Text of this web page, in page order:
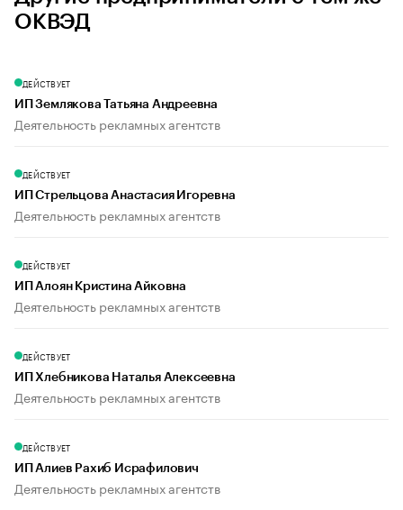
ОКВЭД
ДЕЙСТВУЕТ
ИП Землякова Татьяна Андреевна
Деятельность рекламных агентств
ДЕЙСТВУЕТ
ИП Стрельцова Анастасия Игоревна
Деятельность рекламных агентств
ДЕЙСТВУЕТ
ИП Алоян Кристина Айковна
Деятельность рекламных агентств
ДЕЙСТВУЕТ
ИП Хлебникова Наталья Алексеевна
Деятельность рекламных агентств
ДЕЙСТВУЕТ
ИП Алиев Рахиб Исрафилович
Деятельность рекламных агентств